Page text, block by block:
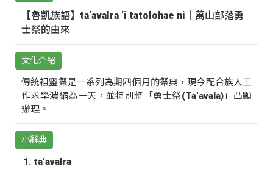
【魯凱族語】ta‘avalra ‘i tatolohae ni｜萬山部落勇
士祭的由來
文化介紹
傳統祖靈祭是一系列為期四個月的祭典，現今配合族人工
作求學濃縮為一天，並特別將「勇士祭(Ta‘avala)」凸顯
辦理。
小辭典
ta‘avalra